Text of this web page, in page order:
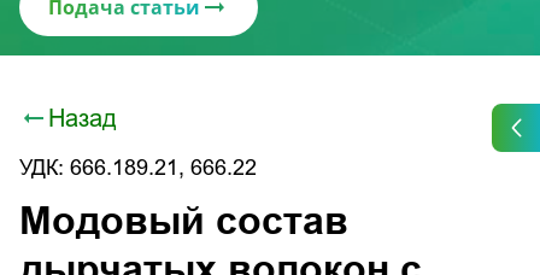
Подача статьи
Назад
УДК: 666.189.21, 666.22
Модовый состав